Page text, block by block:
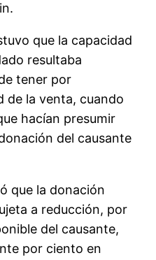
que la capacidad
resultaba
tener por
de la venta, cuando
hacían presumir
del causante
la donación
a reducción, por
del causante,
por ciento en